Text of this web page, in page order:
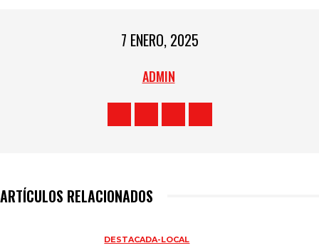
7 ENERO, 2025
ADMIN
ARTÍCULOS RELACIONADOS
DESTACADA-LOCAL